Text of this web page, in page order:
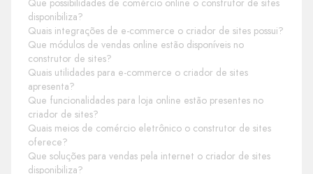
Que possibilidades de comércio online o construtor de sites
disponibiliza?
Quais integrações de e-commerce o criador de sites possui?
Que módulos de vendas online estão disponíveis no
construtor de sites?
Quais utilidades para e-commerce o criador de sites
apresenta?
Que funcionalidades para loja online estão presentes no
criador de sites?
Quais meios de comércio eletrônico o construtor de sites
oferece?
Que soluções para vendas pela internet o criador de sites
disponibiliza?